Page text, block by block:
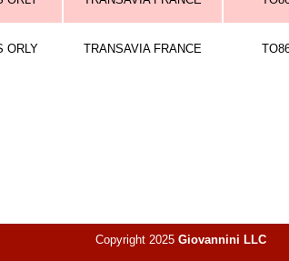
ORLY TRANSAVIA FRANCE
Copyright 2025 Giovannini LLC